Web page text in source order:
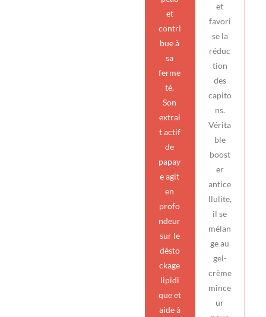
et
contri
bue à
sa
ferme
té.
Son
extrai
t actif
de
papay
e agit
en
profo
ndeur
sur le
désto
ckage
lipidi
que et
aide à
et
favori
se la
réduc
tion
des
capito
ns.
Vérita
ble
boost
er
antice
llulite,
il se
mélan
ge au
gel-
crème
mince
ur